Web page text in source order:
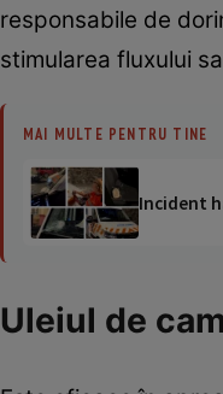
responsabile de
stimularea fluxului
MAI MULTE PENTRU TINE
Incident
Uleiul de